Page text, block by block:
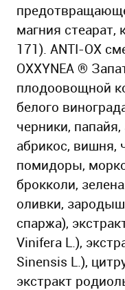
магния стеарат,
171). ANTI-OX
OXXYNEA ®
плодоовощной
белого
черники,
абрикос, вишня,
помидоры,
брокколи,
оливки,
спаржа),
Vinifera L.),
Sinensis L.),
экстракт